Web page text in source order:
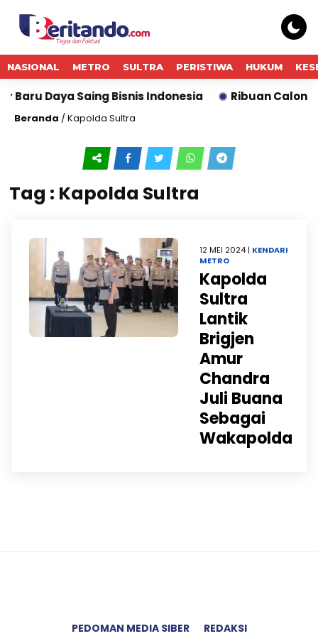
NASIONAL METRO SULTRA PERISTIWA HUKUM
Baru Daya Saing Bisnis Indonesia Ribuan Calon
Beranda /Kapolda Sultra
Tag : Kapolda Sultra
12 MEI 2024 | KENDARI
METRO
Kapolda
Sultra
Lantik
Brigjen
Amur
Chandra
Juli Buana
Sebagai
Wakapolda
PEDOMAN MEDIA SIBER REDAKSI